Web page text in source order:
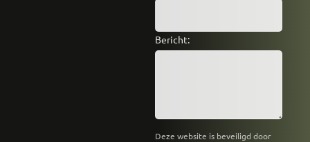
Bericht:
Deze website is beveiligd door